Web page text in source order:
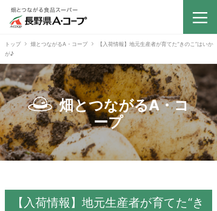
トップ 畑とつながるA・コープ
【入荷情報】地元生産者が育てた“きのこ”はいか
が♪
畑とつながるA・コ
ープ
【入荷情報】地元生産者が育てた“き